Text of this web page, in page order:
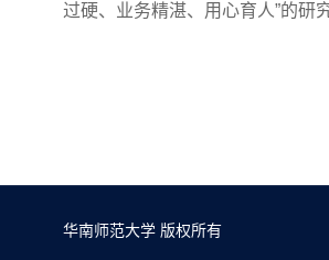
过硬、业务精湛、用心育人”的研
华南师范大学 版权所有